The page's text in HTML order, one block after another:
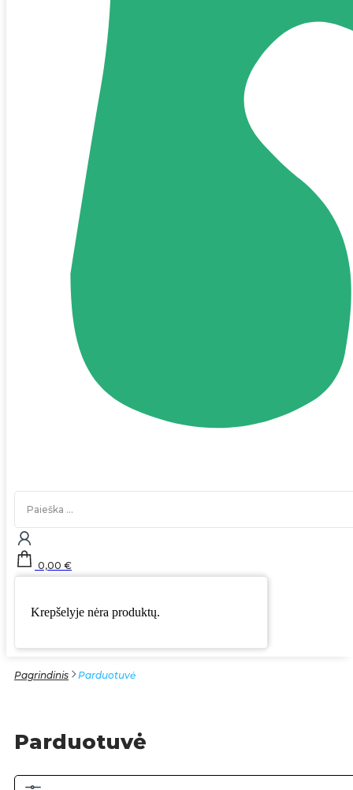
Search
0,00 €
Krepšelyje nėra produktų.
Pagrindinis Parduotuvė
Parduotuvė